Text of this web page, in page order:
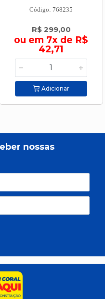
Código: 768235
R$ 299,00
ou em 7x de R$
42,71
Adicionar
nossas